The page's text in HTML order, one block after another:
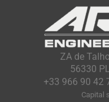
ZA de
56330
+33 966 90 42
Capital